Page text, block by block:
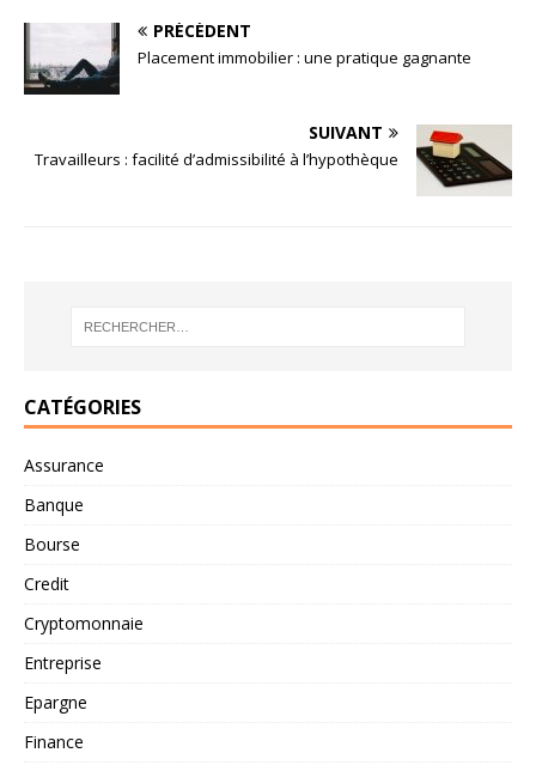
PRÉCÉDENT
Placement immobilier : une pratique gagnante
SUIVANT
Travailleurs : facilité d’admissibilité à l’hypothèque
CATÉGORIES
Assurance
Banque
Bourse
Credit
Cryptomonnaie
Entreprise
Epargne
Finance